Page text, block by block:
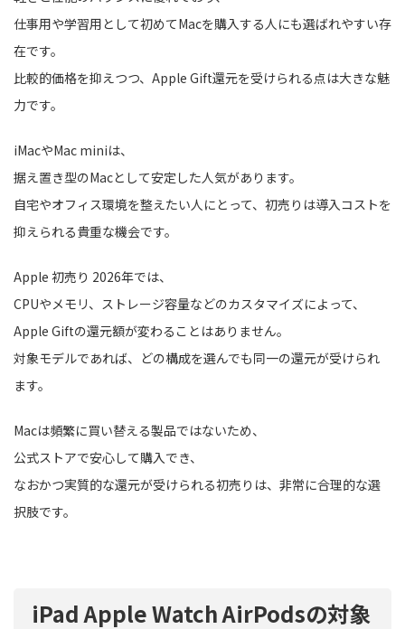
仕事用や学習用として初めてMacを購入する人にも選ばれやすい存
在です。
比較的価格を抑えつつ、Apple Gift還元を受けられる点は大きな魅
力です。
iMacやMac miniは、
据え置き型のMacとして安定した人気があります。
自宅やオフィス環境を整えたい人にとって、初売りは導入コストを
抑えられる貴重な機会です。
Apple 初売り 2026年では、
CPUやメモリ、ストレージ容量などのカスタマイズによって、
Apple Giftの還元額が変わることはありません。
対象モデルであれば、どの構成を選んでも同一の還元が受けられ
ます。
Macは頻繁に買い替える製品ではないため、
公式ストアで安心して購入でき、
なおかつ実質的な還元が受けられる初売りは、非常に合理的な選
択肢です。
iPad Apple Watch AirPodsの対象